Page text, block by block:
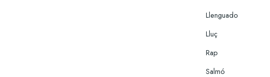
Llenguado
Lluç
Rap
Salmó